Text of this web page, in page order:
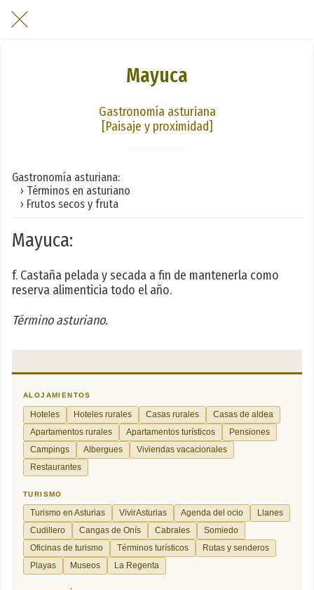
Mayuca
Gastronomía asturiana
[Paisaje y proximidad]
Gastronomía asturiana:
› Términos en asturiano
› Frutos secos y fruta
Mayuca:
f. Castaña pelada y secada a fin de mantenerla como
reserva alimenticia todo el año.
Término asturiano.